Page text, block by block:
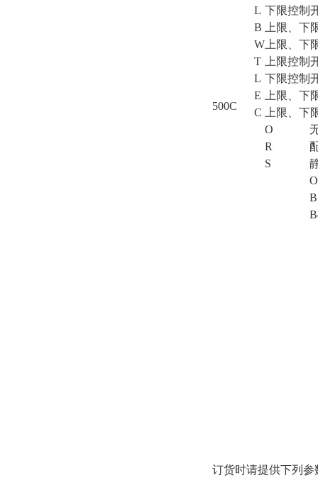
500C
L 下限控制
B
上限、下
W 上限、下
T
上限控制
L 下限控制
E
上限、下
C
上限、下
O
R
S
O
B
订货时请提供下列参